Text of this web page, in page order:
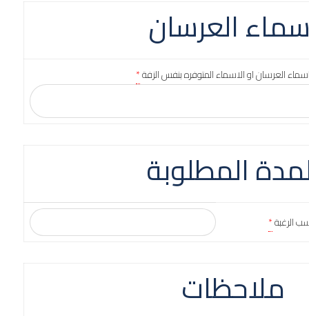
العرسان
العرسان او الاسماء المتوفره بنفس الزفة*
المطلوبة
الرغبة*
ملاحظات